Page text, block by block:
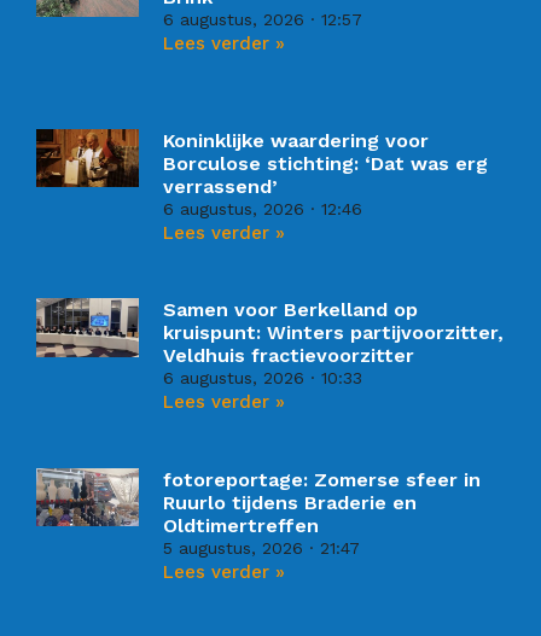
6 augustus, 2026 12:57
Lees verder »
Koninklijke waardering voor
Borculose stichting: ‘Dat was erg
verrassend’
6 augustus, 2026 12:46
Lees verder »
Samen voor Berkelland op
kruispunt: Winters partijvoorzitter,
Veldhuis fractievoorzitter
6 augustus, 2026 10:33
Lees verder »
fotoreportage: Zomerse sfeer in
Ruurlo tijdens Braderie en
Oldtimertreffen
5 augustus, 2026 21:47
Lees verder »